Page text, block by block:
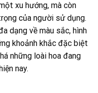
xu hướng, mà còn
của người sử dụng.
dạng về màu sắc, hình
khoảnh khắc đặc biệt
những loài hoa đang
nay.